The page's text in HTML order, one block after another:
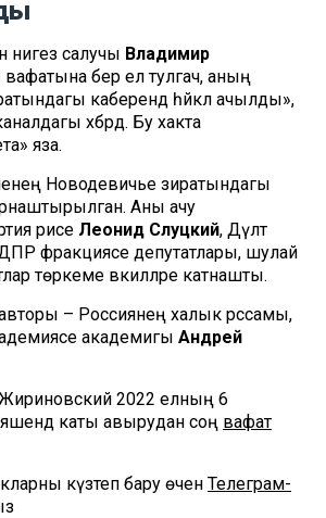
нигез салучы Владимир
вафатына бер ел тулгач, аның
каберендә һәйкәл ачылды»,
хәбәрдә. Бу хакта
яза.
Новодевичье зиратындагы
Аны ачу
рәисе Леонид Слуцкий, Дәүләт
фракциясе депутатлары, шулай
төркеме вәкилләре катнашты.
авторы – Россиянең халык рәссамы,
академигы Андрей
Жириновский 2022 елның 6
каты авырудан соң вафат
күзәтеп бару өчен Телеграм-